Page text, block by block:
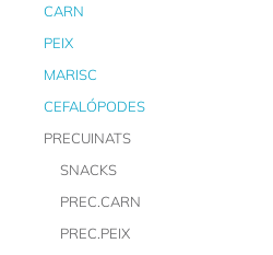
CARN
PEIX
MARISC
CEFALÓPODES
PRECUINATS
SNACKS
PREC.CARN
PREC.PEIX